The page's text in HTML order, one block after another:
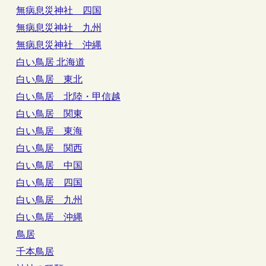
無病息災神社 四国
無病息災神社 九州
無病息災神社 沖縄
白い鳥居 北海道
白い鳥居 東北
白い鳥居 北陸・甲信越
白い鳥居 関東
白い鳥居 東海
白い鳥居 関西
白い鳥居 中国
白い鳥居 四国
白い鳥居 九州
白い鳥居 沖縄
鳥居
千本鳥居